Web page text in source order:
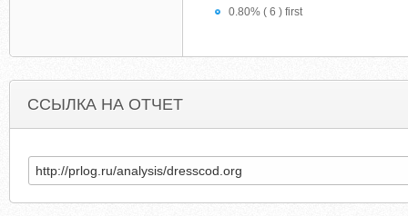
0.80% ( 6 ) first
ССЫЛКА НА ОТЧЕТ